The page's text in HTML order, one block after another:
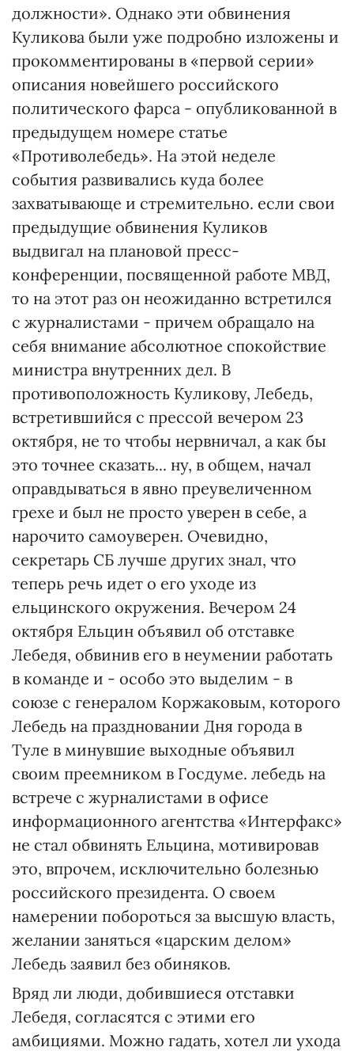
должности». Однако эти обвинения
Куликова были уже подробно изложены и
прокомментированы в «первой серии»
описания новейшего российского
политического фарса - опубликованной в
предыдущем номере статье
«Противолебедь». На этой неделе
события развивались куда более
захватывающе и стремительно. если свои
предыдущие обвинения Куликов
выдвигал на плановой пресс-
конференции, посвященной работе МВД,
то на этот раз он неожиданно встретился
с журналистами - причем обращало на
себя внимание абсолютное спокойствие
министра внутренних дел. В
противоположность Куликову, Лебедь,
встретившийся с прессой вечером 23
октября, не то чтобы нервничал, а как бы
это точнее сказать... ну, в общем, начал
оправдываться в явно преувеличенном
грехе и был не просто уверен в себе, а
нарочито самоуверен. Очевидно,
секретарь СБ лучше других знал, что
теперь речь идет о его уходе из
ельцинского окружения. Вечером 24
октября Ельцин объявил об отставке
Лебедя, обвинив его в неумении работать
в команде и - особо это выделим - в
союзе с генералом Коржаковым, которого
Лебедь на праздновании Дня города в
Туле в минувшие выходные объявил
своим преемником в Госдуме. лебедь на
встрече с журналистами в офисе
информационного агентства «Интерфакс»
не стал обвинять Ельцина, мотивировав
это, впрочем, исключительно болезнью
российского президента. О своем
намерении побороться за высшую власть,
желании заняться «царским делом»
Лебедь заявил без обиняков.
Вряд ли люди, добившиеся отставки
Лебедя, согласятся с этими его
амбициями. Можно гадать, хотел ли ухода